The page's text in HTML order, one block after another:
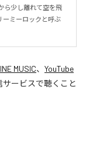
ら少し離れて空を飛
ーミーロックと呼ぶ
MUSIC、 YouTube
ービスで聴くこと